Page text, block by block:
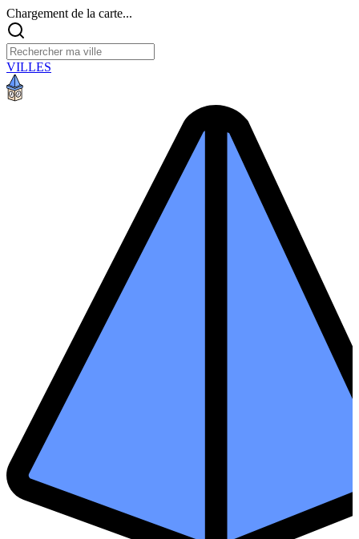
Chargement de la carte...
VILLES